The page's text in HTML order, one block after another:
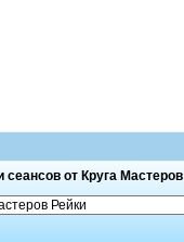
от Круга Мастеров